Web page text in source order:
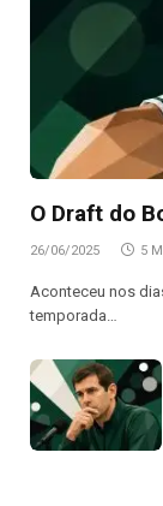
O Draft do
26/06/2025 5
Aconteceu nos
temporada…